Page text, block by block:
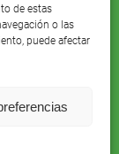
de estas
o las
puede afectar